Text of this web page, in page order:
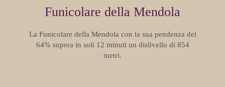
Funicolare della Mendola
La Funicolare della Mendola con la sua pendenza del
64% supera in soli 12 minuti un dislivello di 854
metri.